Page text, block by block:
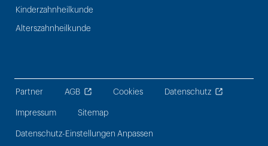
Kinderzahnheilkunde
Alterszahnheilkunde
Partner AGB Cookies Datenschutz
Impressum Sitemap
Datenschutz-Einstellungen Anpassen